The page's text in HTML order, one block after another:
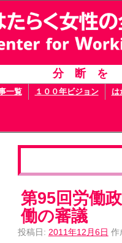
分断
一覧 １００年ビジョン
は
第95回労働
働の審議
投稿日: 2011年12月6日 作